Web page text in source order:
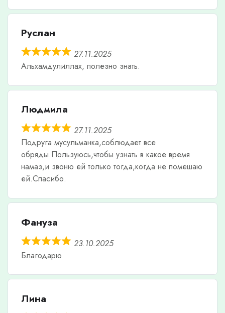
Руслан
27.11.2025
Альхамдулиллах, полезно знать.
Людмила
27.11.2025
Подруга мусульманка,соблюдает все
обряды.Пользуюсь,чтобы узнать в какое время
намаз,и звоню ей только тогда,когда не помешаю
ей.Спасибо.
Фануза
23.10.2025
Благодарю
Лина